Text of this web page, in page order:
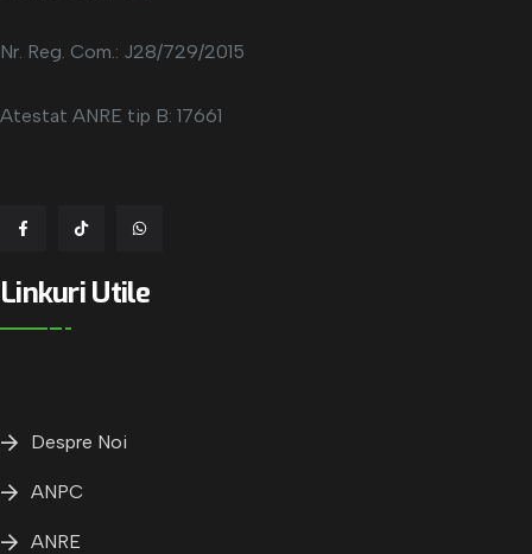
Nr. Reg. Com.: J28/729/2015
Atestat ANRE tip B: 17661
Linkuri Utile
Despre Noi
ANPC
ANRE